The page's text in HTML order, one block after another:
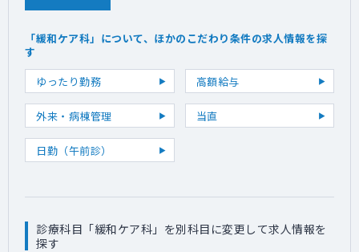
「緩和ケア科」について、ほかのこだわり条件の求人情報を探
す
ゆったり勤務
高額給与
外来・病棟管理 当直
日勤（午前診）
診療科目「緩和ケア科」を別科目に変更して求人情報を
探す